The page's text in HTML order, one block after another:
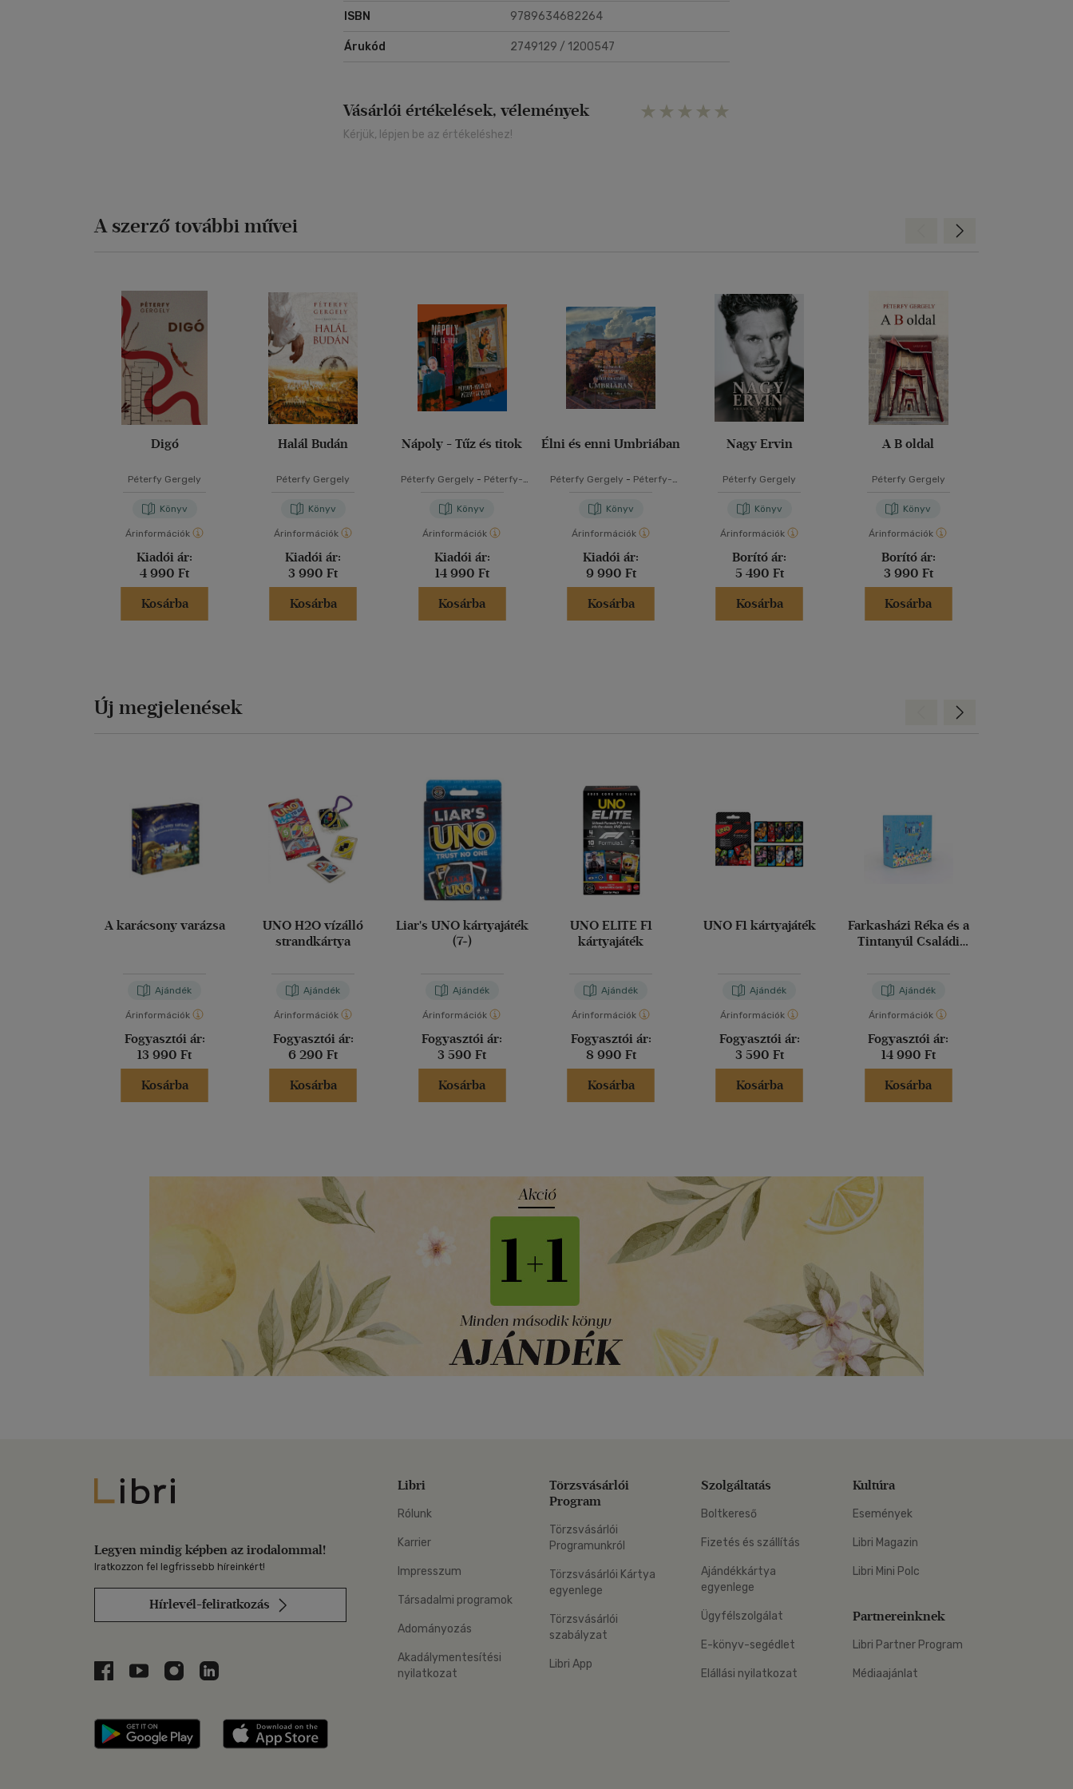
ISBN 9789634682264
Árukód 2749129 / 1200547
Vásárlói értékelések, vélemények
Kérjük, lépjen be az értékeléshez!
A szerző további művei
Digó
Péterfy Gergely
Könyv
Árinformációk
Kiadói ár:
4 990 Ft
Kosárba
Halál Budán
Péterfy Gergely
Könyv
Árinformációk
Kiadói ár:
3 990 Ft
Kosárba
Nápoly - Tűz és titok
Péterfy Gergely - Péterfy-
Könyv
Árinformációk
Kiadói ár:
14 990 Ft
Kosárba
Élni és enni Umbriában
Péterfy Gergely - Péterfy-
Könyv
Árinformációk
Kiadói ár:
9 990 Ft
Kosárba
Nagy Ervin
Péterfy Gergely
Könyv
Árinformációk
Borító ár:
5 490 Ft
Kosárba
A B oldal
Péterfy Gergely
Könyv
Árinformációk
Borító ár:
3 990 Ft
Kosárba
Előre
Új megjelenések
A karácsony varázsa
Ajándék
Árinformációk
Fogyasztói ár:
13 990 Ft
Kosárba
UNO H2O vízálló
strandkártya
Ajándék
Árinformációk
Fogyasztói ár:
6 290 Ft
Kosárba
Liar's UNO kártyajáték
(7+)
Ajándék
Árinformációk
Fogyasztói ár:
3 590 Ft
Kosárba
UNO ELITE F1
kártyajáték
Ajándék
Árinformációk
Fogyasztói ár:
8 990 Ft
Kosárba
UNO F1 kártyajáték
Ajándék
Árinformációk
Fogyasztói ár:
3 590 Ft
Kosárba
Farkasházi Réka és a
Tintanyúl Családi
Ajándék
Árinformációk
Fogyasztói ár:
14 990 Ft
Kosárba
Előre
Libri
Legyen mindig képben az irodalommal!
Iratkozzon fel legfrissebb híreinkért!
Hírlevél-feliratkozás
Libri a Facebookon
Libri a Youtube-on
Libri az Instagramon
Libri a LinkedInen
Libri applikáció Szerezd meg: Google Play
Libri
Rólunk
Karrier
Impresszum
Társadalmi programok
Adományozás
Akadálymentesítési
nyilatkozat
Törzsvásárlói
Program
Törzsvásárlói
Programunkról
Törzsvásárlói Kártya
egyenlege
Törzsvásárlói
szabályzat
Libri App
Szolgáltatás
Boltkereső
Fizetés és szállítás
Ajándékkártya
egyenlege
Ügyfélszolgálat
E-könyv-segédlet
Elállási nyilatkozat
Kultúra
Események
Libri Magazin
Libri Mini Polc
Partnereinknek
Libri Partner Program
Médiaajánlat